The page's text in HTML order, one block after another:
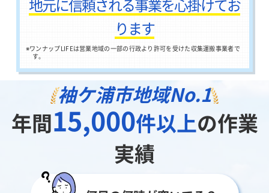
地元に信頼される事業を心掛けてお
ります
※ワンナップLIFEは営業地域の一部の行政より許可を受けた収集運搬事業者で
す。
袖ケ浦市地域No.1
年間15,000件以上の作業
実績